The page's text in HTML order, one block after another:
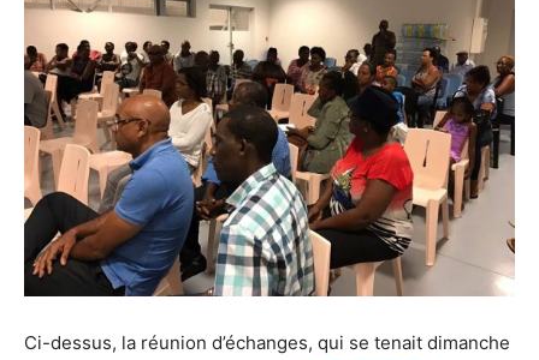
Ci-dessus, la réunion d’échanges, qui se tenait dimanche